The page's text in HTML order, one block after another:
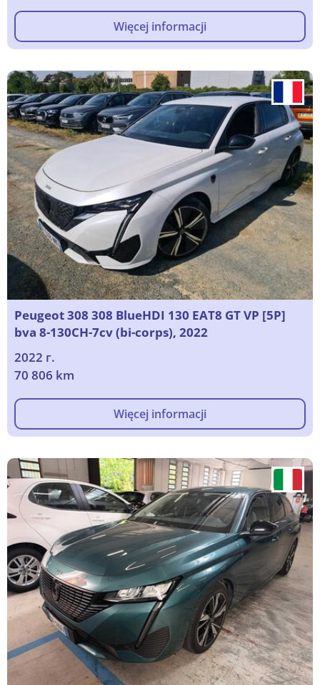
Więcej informacji
Peugeot 308 308 BlueHDI 130 EAT8 GT VP [5P]
bva 8-130CH-7cv (bi-corps), 2022
2022 г.
70 806 km
Więcej informacji